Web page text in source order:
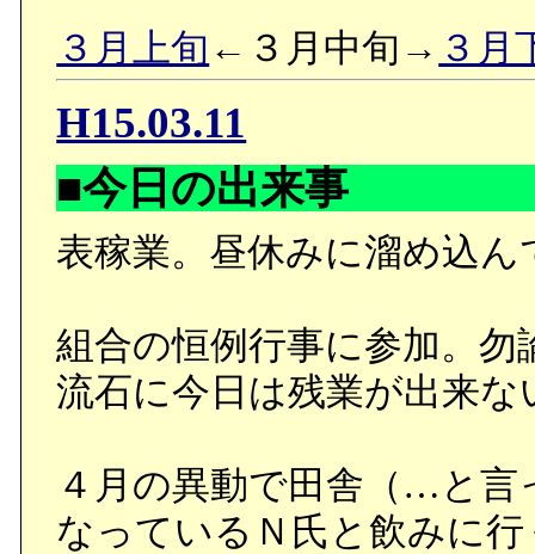
３月上旬 ←３月中旬→ ３月
H15.03.11
■今日の出来事
表稼業。昼休みに溜め込
組合の恒例行事に参加。勿
流石に今日は残業が出来
４月の異動で田舎（…と
なっているＮ氏と飲みに行